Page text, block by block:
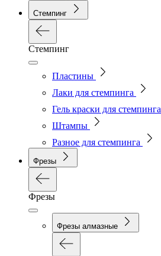
Стемпинг
Стемпинг
Пластины
Лаки для стемпинга
Гель краски для стемпинга
Штампы
Разное для стемпинга
Фрезы
Фрезы
Фрезы алмазные